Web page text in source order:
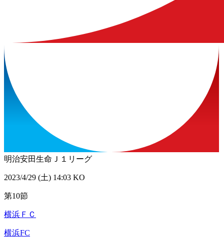
明治安田生命Ｊ１リーグ
2023/4/29 (土) 14:03 KO
第10節
横浜ＦＣ
横浜FC